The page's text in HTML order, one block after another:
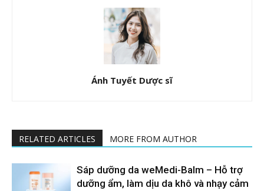
Ánh Tuyết Dược sĩ
RELATED ARTICLES MORE FROM AUTHOR
Sáp dưỡng da weMedi-Balm – Hỗ trợ
dưỡng ẩm, làm dịu da khô và nhạy cảm